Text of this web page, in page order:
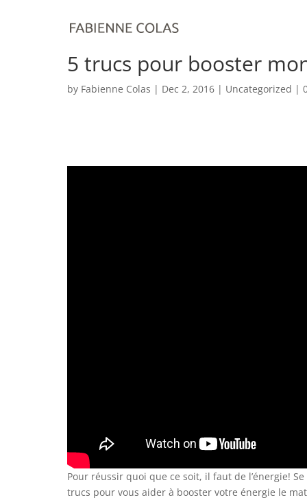
5 trucs pour booster
by Fabienne Colas | Dec 2, 2016 | Uncategorized |
Pour réussir quoi que ce soit, il faut de l’énergie!
trucs pour vous aider à booster votre énergie le